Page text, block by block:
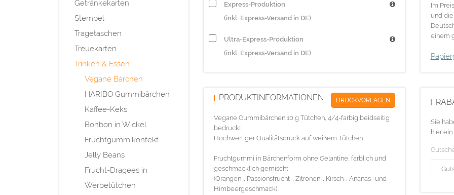
Getränkekarten
Stempel
Tragetaschen
Treuekarten
Trinken & Essen
Vegane Bärchen
HARIBO Gummibärchen
Kaffee-Keks
Bonbon in Wickel
Fruchtgummikonfekt
Jelly Beans
Frucht-Dragees in
Werbetütchen
Express-Produktion
(inkl. Express-Versand in DE)
Ultra-Express-Produktion
(inkl. Express-Versand in DE)
PRODUKTINFORMATIONEN DRUCKVORLAGEN
Vegane Gummibärchen 10 g Tütchen, 4/4-farbig beidseitig
bedruckt
Hochwertiger Qualitätsdruck auf weißem Tütchen
Fruchtgummi in Bärchenform ohne Gelantine, farblich und
geschmacklich gemischt
(Orangen-, Passionsfrucht-, Zitronen-, Kirsch-, Ananas- und
Himbeergeschmack)
Im
und
einem
Sie
hier ein.